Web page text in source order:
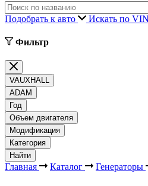
Подобрать к авто Искать по VIN
Фильтр
VAUXHALL
ADAM
Год
Объем двигателя
Модификация
Категория
Найти
Главная Каталог Генераторы